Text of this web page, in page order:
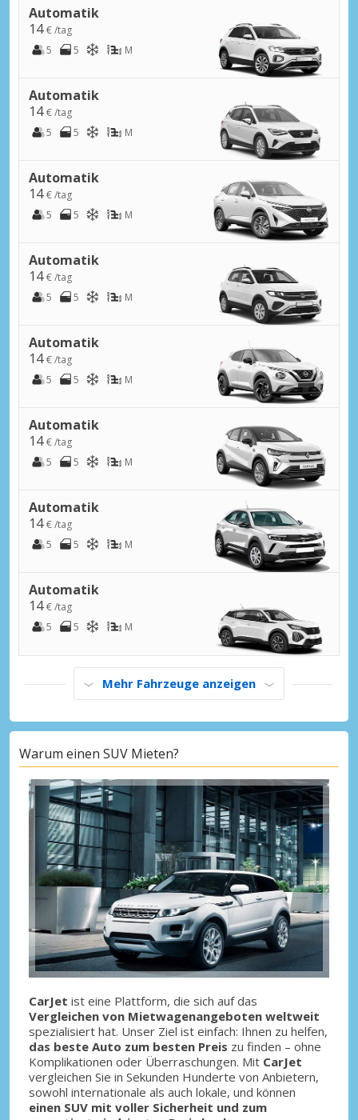
Automatik
14€ /tag
5
5 M
Automatik
14€ /tag
5
5 M
Automatik
14€ /tag
5
5 M
Automatik
14€ /tag
5
5 M
Automatik
14€ /tag
5
5 M
Automatik
14€ /tag
5
5 M
Automatik
14€ /tag
5
5 M
Automatik
14€ /tag
5
5 M
Mehr Fahrzeuge anzeigen
Warum einen SUV Mieten?
CarJet ist eine Plattform, die sich auf das
Vergleichen von Mietwagenangeboten weltweit
spezialisiert hat. Unser Ziel ist einfach: Ihnen zu helfen,
das beste Auto zum besten Preis zu finden – ohne
Komplikationen oder Überraschungen. Mit CarJet
vergleichen Sie in Sekunden Hunderte von Anbietern,
sowohl internationale als auch lokale, und können
einen SUV mit voller Sicherheit und zum